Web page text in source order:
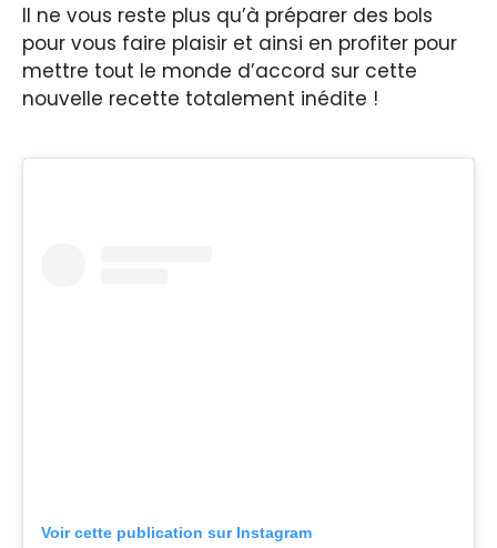
Il ne vous reste plus qu’à préparer des bols
pour vous faire plaisir et ainsi en profiter pour
mettre tout le monde d’accord sur cette
nouvelle recette totalement inédite !
Voir cette publication sur Instagram